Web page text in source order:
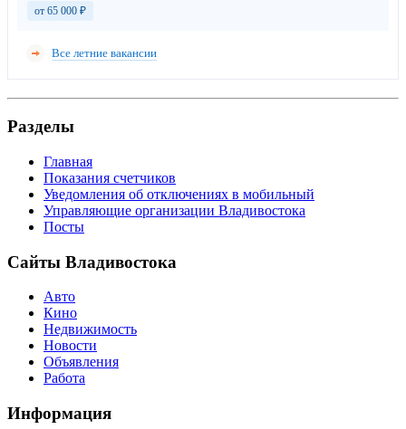
от 65 000 ₽
Все летние вакансии
Разделы
Главная
Показания счетчиков
Уведомления об отключениях в мобильный
Управляющие организации Владивостока
Посты
Сайты Владивостока
Авто
Кино
Недвижимость
Новости
Объявления
Работа
Информация